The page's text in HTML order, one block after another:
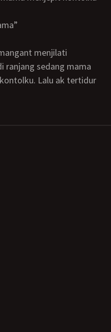
ranjang sedang mama
Lalu ak tertidur